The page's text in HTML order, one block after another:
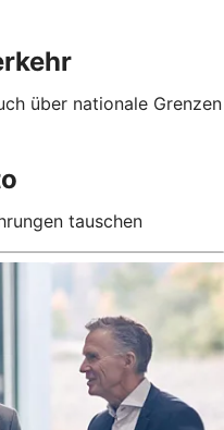
über nationale Grenzen
tauschen